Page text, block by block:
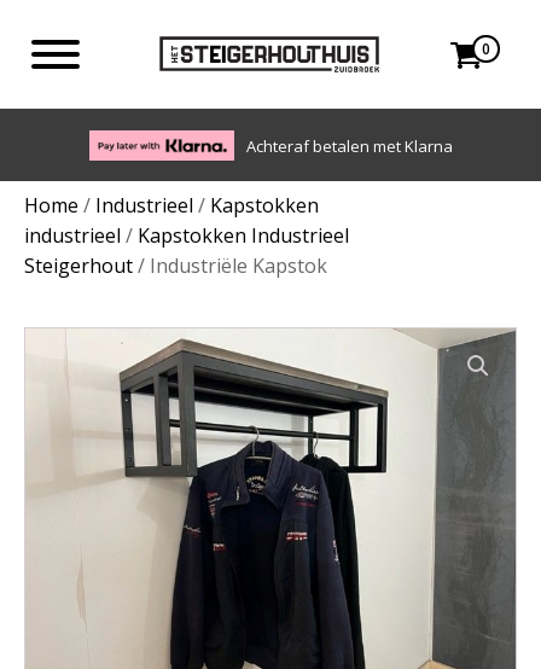
0
Eigen bezorgdienst in NL en BE. Afhalen ook mogelijk.
Home / Industrieel / Kapstokken
industrieel / Kapstokken Industrieel
Steigerhout/ Industriële Kapstok